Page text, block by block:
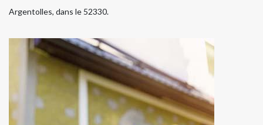
Argentolles, dans le 52330.